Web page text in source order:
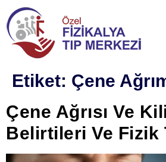
Etiket: Çene
Çene Ağrısı Ve
Belirtileri Ve Fizik